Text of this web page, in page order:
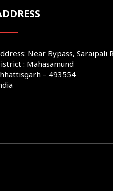
Near Bypass, Saraipali
: Mahasamund
– 493554